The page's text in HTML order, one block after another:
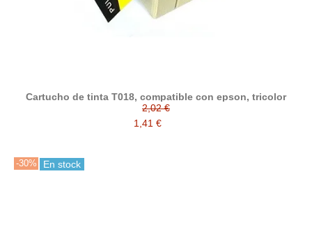
Cartucho de tinta T018, compatible con epson, tricolor
2,02 €
1,41 €
-30% En stock